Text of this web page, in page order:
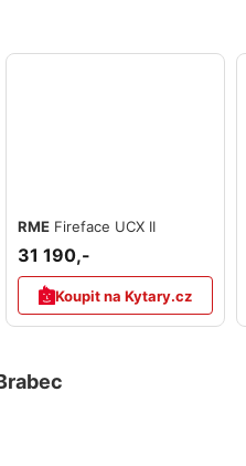
RME Fireface UCX II
31 190,-
Koupit na Kytary.cz